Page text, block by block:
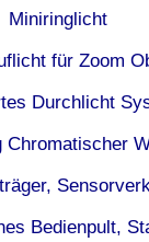
Miniringlicht
für Zoom
Durchlicht
Chromatischer
Bedienpult,